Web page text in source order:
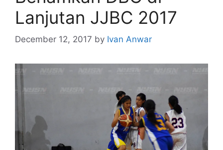
Lanjutan JJBC 2017
December 12, 2017 by Ivan Anwar